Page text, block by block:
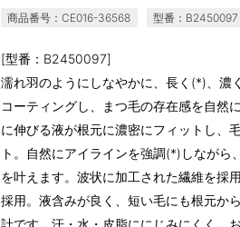
商品番号：CE016-36568 型番：B2450097
[型番：B2450097]
濡れ羽のようにしなやかに、長く(*)、濃
コーティングし、まつ毛の存在感を自然
に伸びる液が根元に濃密にフィットし、
ト。自然にアイラインを強調(*)しながら
を叶えます。波状に加工された繊維を採
採用。液含みが良く、短い毛にも根元か
計です。汗・水・皮脂ににじみにくく、